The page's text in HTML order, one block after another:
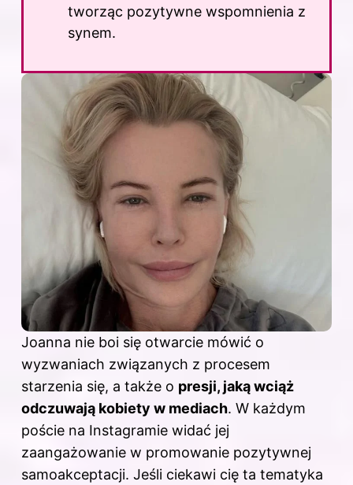
tworząc pozytywne wspomnienia z
synem.
Joanna nie boi się otwarcie mówić o
wyzwaniach związanych z procesem
starzenia się, a także o presji, jaką wciąż
odczuwają kobiety w mediach. W każdym
poście na Instagramie widać jej
zaangażowanie w promowanie pozytywnej
samoakceptacji. Jeśli ciekawi cię ta tematyka